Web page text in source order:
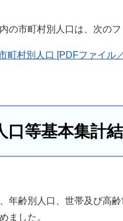
の市町村別人口は、次のフ
町村別人口 [PDFファイル
口等基本集計
年齢別人口、世帯及び高齢
ました。